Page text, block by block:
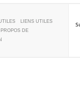
LIENS UTILES
DE